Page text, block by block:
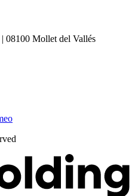
08100 Mollet del Vallés